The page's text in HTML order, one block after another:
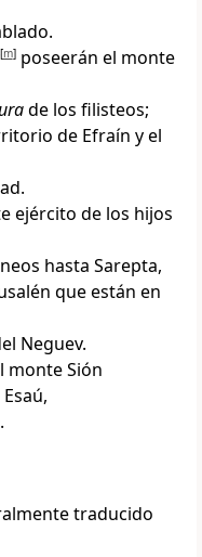
[m]poseerán el monte
de los filisteos;
de Efraín y el
ejército de los hijos
hasta Sarepta,
que están en
Neguev.
monte Sión
.
traducido